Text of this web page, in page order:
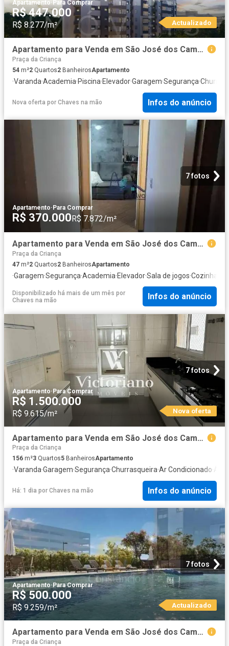
Apartamento· Para Comprar
R$ 447.000
R$ 8.277/m² Actualizado
Apartamento para Venda em São José dos Campos/SP Jardim das Indústrias 2 Quartos
Praça da Criança
54 m²2 Quartos2 BanheirosApartamento
·Varanda·Academia·Piscina·Elevador·Garagem·Segurança·
Nova oferta por Chaves na mão Infos do anúncio
7 fotos
Apartamento· Para Comprar
R$ 370.000R$ 7.872/m²
Apartamento para Venda em São José dos Campos/SP Jardim das Indústrias 2 Quartos
Praça da Criança
47 m²2 Quartos2 BanheirosApartamento
·Garagem·Segurança·Academia·Elevador·Sala de jogos·Cozinha
Disponibilizado há mais de um mês por
Chaves na mão
Infos do anúncio
7 fotos
Apartamento·Para Comprar
R$ 1.500.000
R$ 9.615/m² Nova oferta
Apartamento para Venda em São José dos Campos/SP Jardim das Indústrias 3 Quartos
Praça da Criança
156 m²3 Quartos5 BanheirosApartamento
·Varanda·Garagem·Segurança·Churrasqueira·Ar Condicionado·
Há: 1 dia por Chaves na mão Infos do anúncio
7 fotos
Apartamento· Para Comprar
R$ 500.000
R$ 9.259/m² Actualizado
Apartamento para Venda em São José dos Campos/SP Jardim das Indústrias 2 Quartos
Praça da Criança